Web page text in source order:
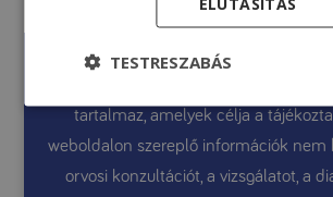
Honlapunk a PKU diétázók és
tartalmaz, amelyek célja a
weboldalon szereplő információk nem
orvosi konzultációt, a vizsgálatot, a
TESTRESZABÁS